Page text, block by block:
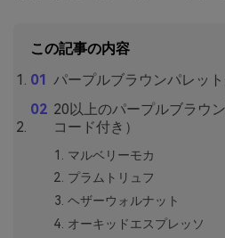
この記事の内容
パープルブラウンパレッ
20以上のパープルブラウ
コード付き）
マルベリーモカ
プラムトリュフ
ヘザーウォルナット
オーキッドエスプレッソ